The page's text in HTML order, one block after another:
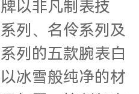
以非凡制表技
列、名伶系列及
列的五款腕表白
冰雪般纯净的材